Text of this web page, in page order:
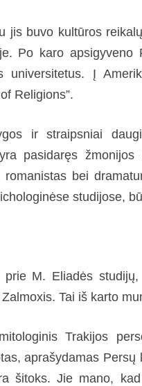
jis buvo kultūros
Po karo
universitetus. Į
Religions”.
ir straipsniai
pasidaręs
bei
studijose,
prie M. Eliadės
Tai iš karto
Trakijos
aprašydamas
šitoks. Jie mano,